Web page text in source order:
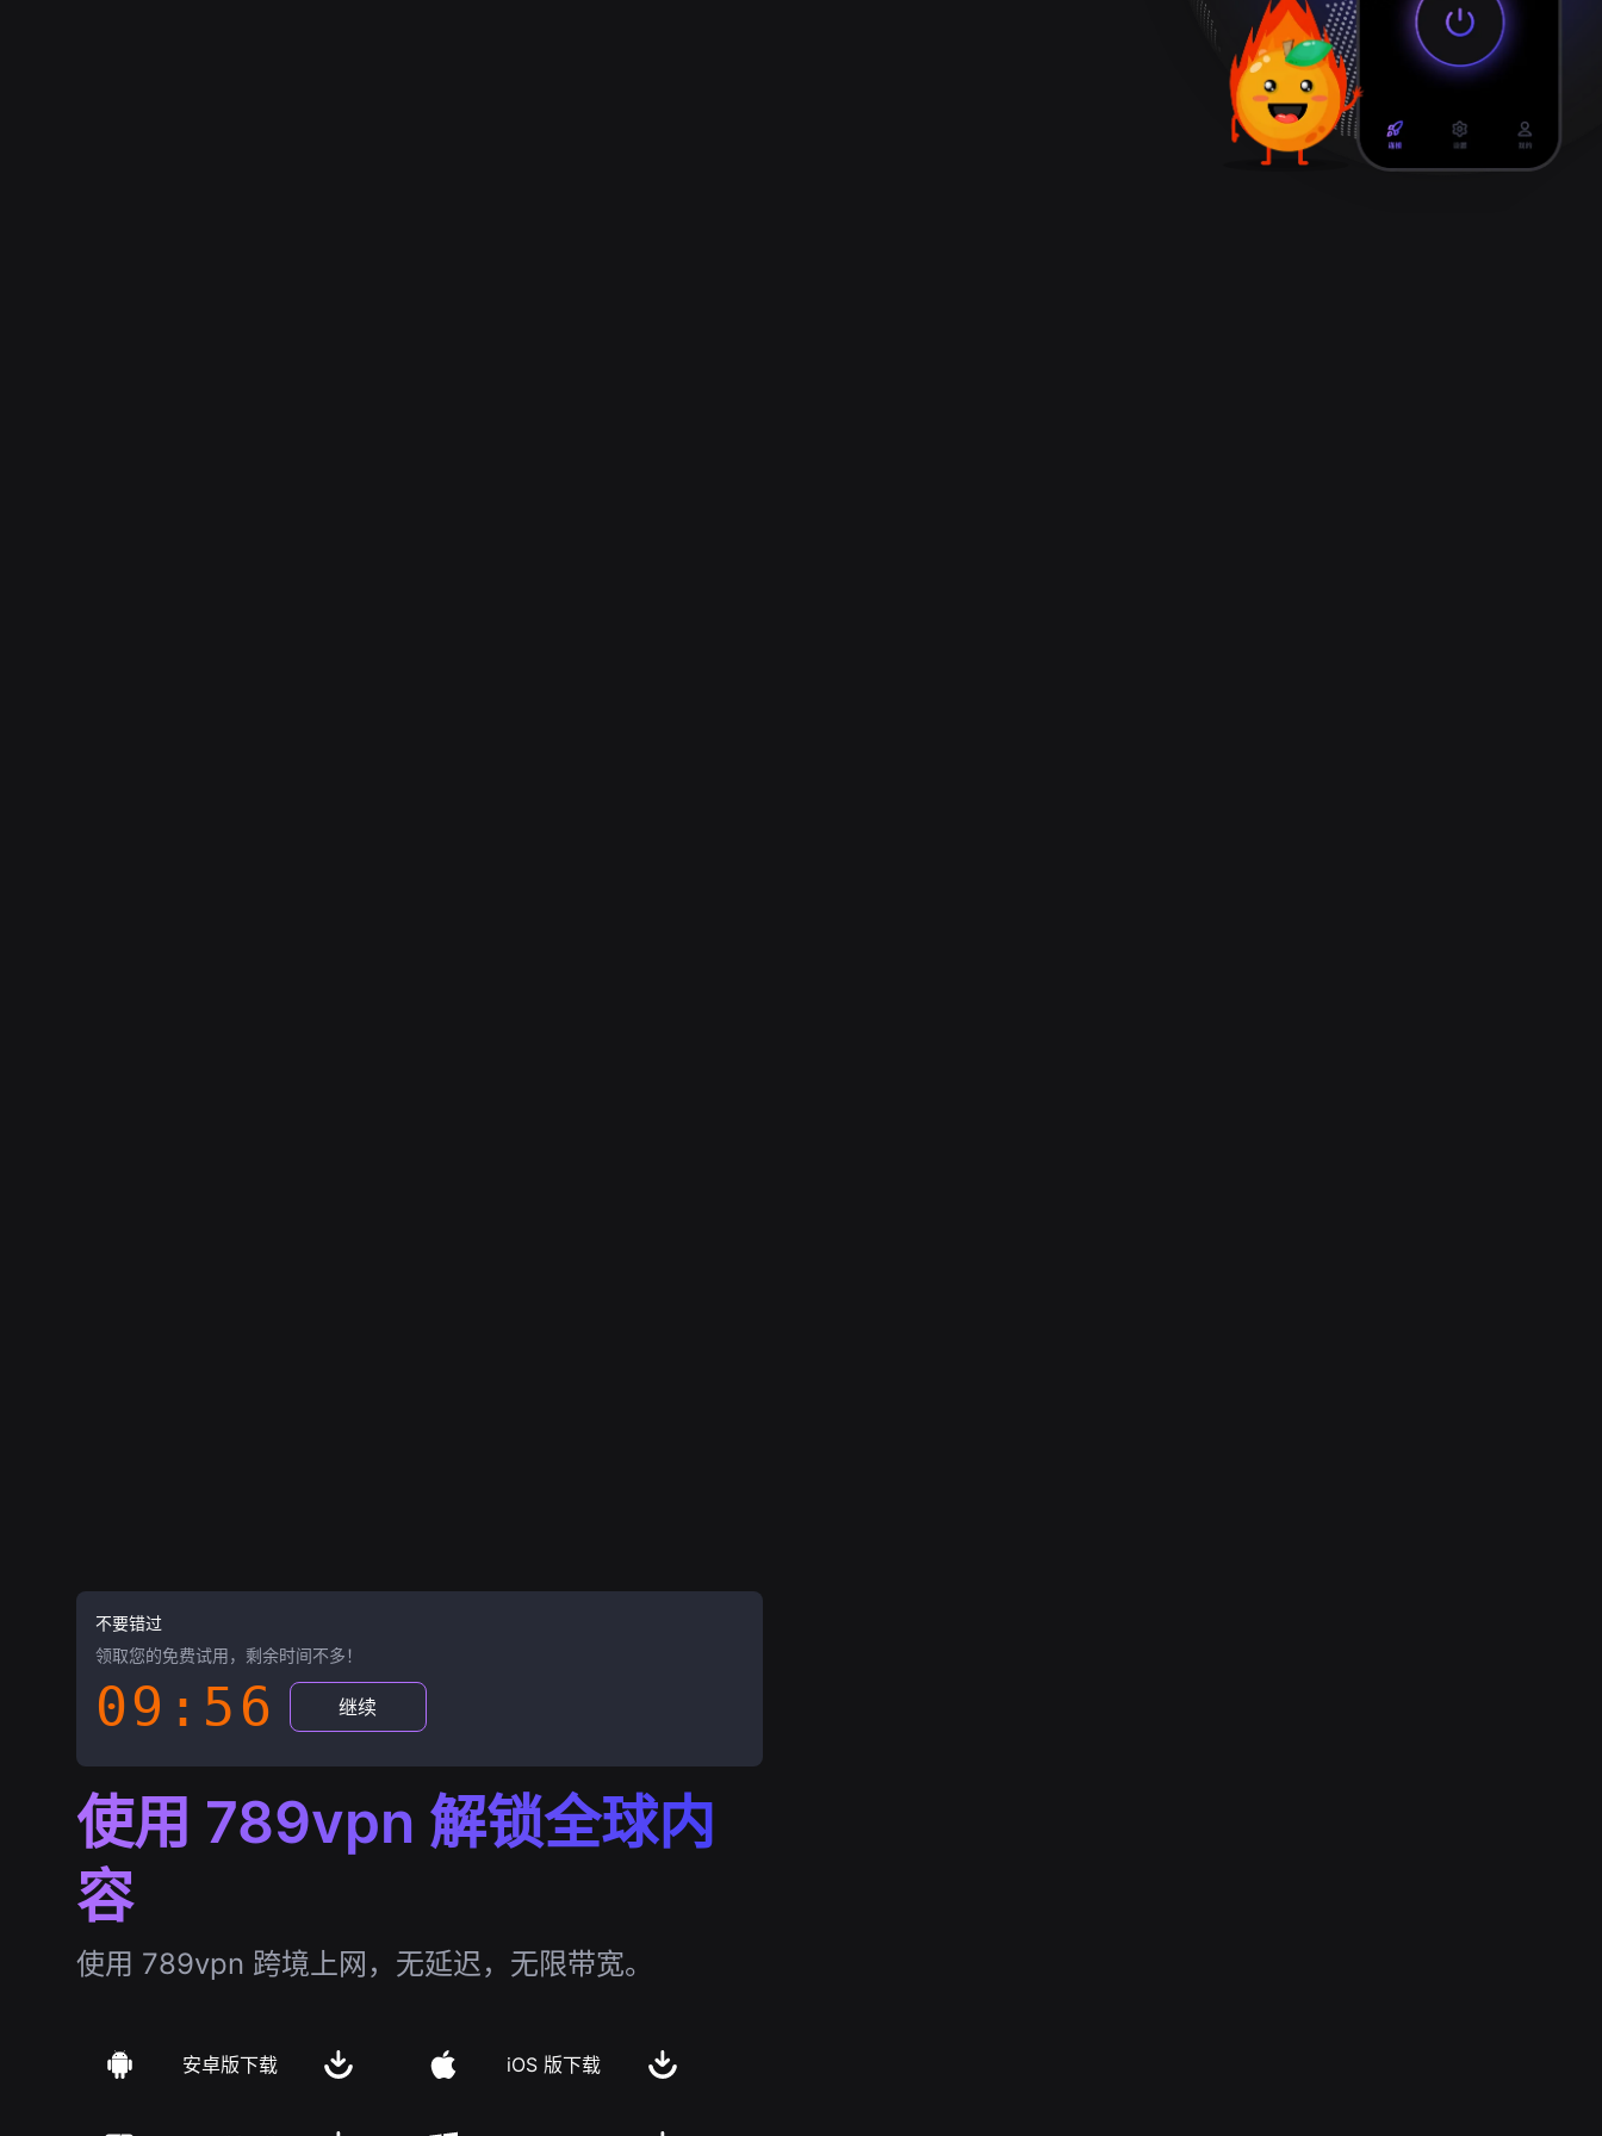
不要错过
领取您的免费试用，剩余时间不多！
09:55 继续
使用 789vpn 解锁全球内
容
使用 789vpn 跨境上网，无延迟，无限带宽。
安卓版下载 iOS 版下载